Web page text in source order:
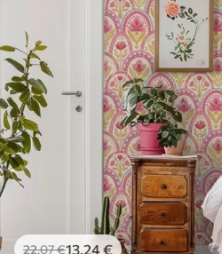
22.07€13.24€